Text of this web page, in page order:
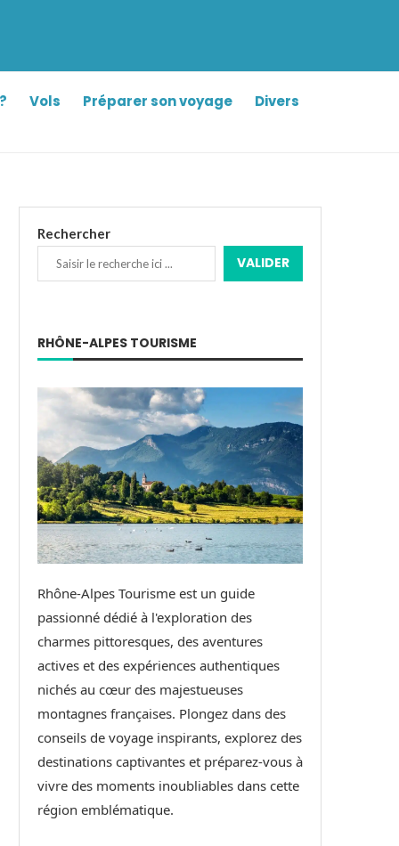
Vols Préparer son voyage Divers
Rechercher
VALIDER
RHÔNE-ALPES TOURISME
Rhône-Alpes Tourisme est un guide
passionné dédié à l'exploration des
charmes pittoresques, des aventures
actives et des expériences authentiques
nichés au cœur des majestueuses
montagnes françaises. Plongez dans des
conseils de voyage inspirants, explorez des
destinations captivantes et préparez-vous à
vivre des moments inoubliables dans cette
région emblématique.